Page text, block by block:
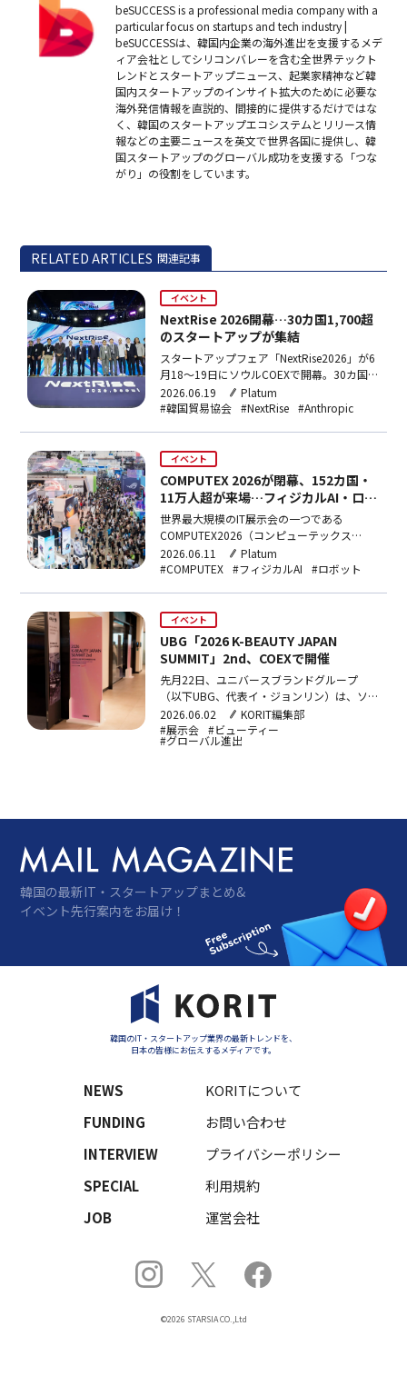
beSUCCESS is a professional media company with a
particular focus on startups and tech industry |
beSUCCESSは、韓国内企業の海外進出を支援するメデ
ィア会社としてシリコンバレーを含む全世界テックト
レンドとスタートアップニュース、起業家精神など韓
国内スタートアップのインサイト拡大のために必要な
海外発信情報を直説的、間接的に提供するだけではな
く、韓国のスタートアップエコシステムとリリース情
報などの主要ニュースを英文で世界各国に提供し、韓
国スタートアップのグローバル成功を支援する「つな
がり」の役割をしています。
RELATED ARTICLES 関連記事
イベント
NextRise 2026開幕…30カ国1,700超
のスタートアップが集結
スタートアップフェア「NextRise2026」が6
月18〜19日にソウルCOEXで開幕。30カ国
1,700超のスタートアップと270社超の企
業・投資会社が参加し、1対1の投資相談
ァレンスに登壇する。
2026.06.19
Platum
#韓国貿易協会 #NextRise #Anthropic
イベント
COMPUTEX 2026が閉幕、152カ国・
11万人超が来場…フィジカルAI・ロボ
ティクスに注目集まる
世界最大規模のIT展示会の一つである
COMPUTEX2026（コンピューテックス
2026）が5日に閉幕した。「AITogether」を
テーマに掲げた今年のイベントは、AIコンピ
手テック企業とスタートアップ、産業専門
家…
2026.06.11
Platum
#COMPUTEX #フィジカルAI #ロボット
イベント
UBG「2026 K-BEAUTY JAPAN
SUMMIT」2nd、COEXで開催
先月22日、ユニバースブランドグループ
（以下UBG、代表イ・ジョンリン）は、ソウ
ル・COEXで「2026K-
BEAUTYJAPANSUMMIT」2ndを開催した。本
イベントは、K-ビューティー企業の日本市場
2026.06.02
KORIT編集部
#展示会 #ビューティー
#グローバル進出
韓国の最新IT・スタートアップまとめ&
イベント先行案内をお届け！
韓国のIT・スタートアップ業界の最新トレンドを、
日本の皆様にお伝えするメディアです。
NEWS
FUNDING
INTERVIEW
SPECIAL
JOB
KORITについて
お問い合わせ
プライバシーポリシー
利用規約
運営会社
©2026 STARSIA CO.,Ltd